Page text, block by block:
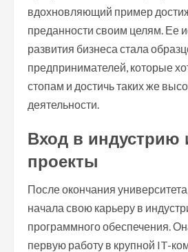
вдохновляющий пример
преданности своим целям. Ее
развития бизнеса стала
предпринимателей, которые
стопам и достичь таких же
деятельности.
Вход в индустрию
проекты
После окончания
начала свою карьеру в
программного обеспечения.
первую работу в крупной IT-